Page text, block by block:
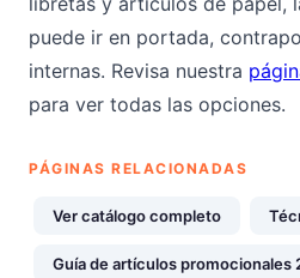
puede ir en portada,
internas. Revisa nuestra
para ver todas las opciones.
PÁGINAS RELACIONADAS
Ver catálogo completo
Guía de artículos promocionales